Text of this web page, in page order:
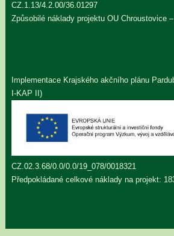
CZ.1.13/4.2.00/36.01297
Způsobilé náklady projektu OU Chroustovice
Implementace Krajského akčního plánu
I-KAP II)
CZ.02.3.68/0.0/0.0/19_078/0018321
Předpokládané celkové náklady na projekt: